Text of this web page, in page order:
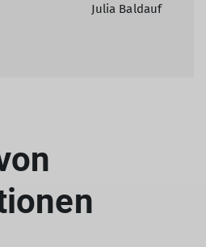
Julia Baldauf